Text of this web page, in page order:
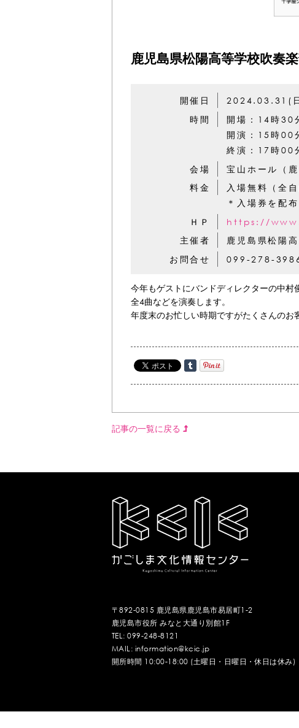
鹿児島県松陽高等学校吹奏
開催日
2024.03.31(
時間
開場：14時30
開演：15時00
終演：17時00
会場
宝山ホール（
料金
入場無料（全自
＊入場券を配
ＨＰ
https://
主催者
鹿児島県松陽
お問合せ
099-278-
今年もゲストにバンドディレクターの中
全4曲などを演奏します。
年度末のお忙しい時期ですがたくさんのお
記事の一覧に戻る
〒892-0815 鹿児島県鹿児島市易居町1-2
鹿児島市役所 みなと大通り別館1F
TEL: 099-248-8121
MAIL: information@kcic.jp
開所時間 10:00-18:00 (土曜日・日曜日・休日は休み)